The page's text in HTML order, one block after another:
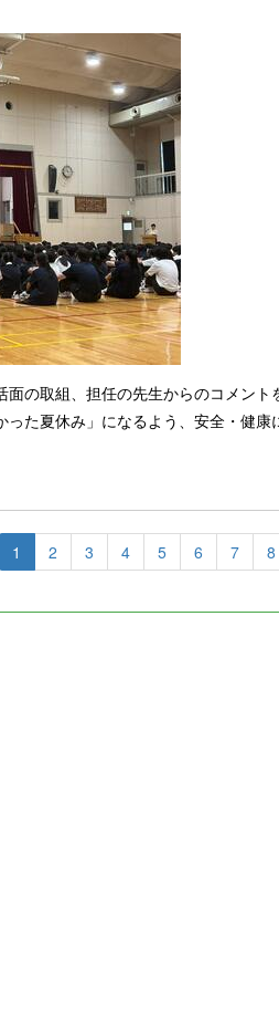
の取組、担任の先生からのコメント
た夏休み」になるよう、安全・健
1 2 3 4 5 6 7 8